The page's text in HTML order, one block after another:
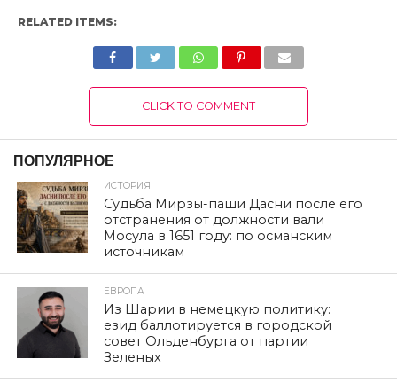
RELATED ITEMS:
CLICK TO COMMENT
ПОПУЛЯРНОЕ
ИСТОРИЯ
Судьба Мирзы-паши Дасни после его
отстранения от должности вали
Мосула в 1651 году: по османским
источникам
ЕВРОПА
Из Шарии в немецкую политику:
езид баллотируется в городской
совет Ольденбурга от партии
Зеленых